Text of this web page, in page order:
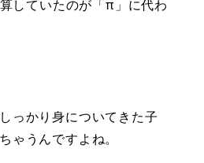
していたのが「π」に代わ
っかり身についてきた子
ゃうんですよね。